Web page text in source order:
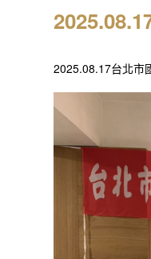
2025.08.17台北市